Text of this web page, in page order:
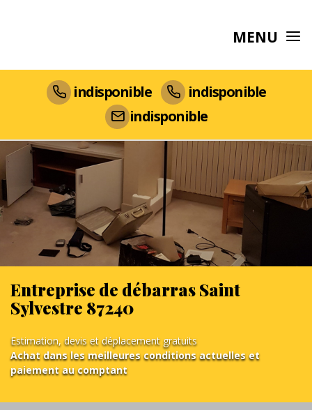
MENU
indisponible
indisponible
indisponible
Entreprise de débarras Saint
Sylvestre 87240
Estimation, devis et déplacement gratuits
Achat dans les meilleures conditions actuelles et
paiement au comptant